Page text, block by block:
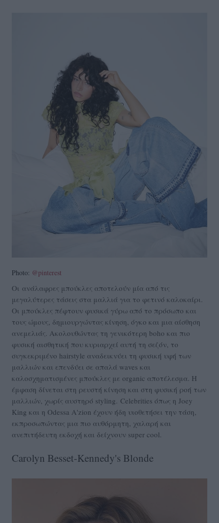
Photo: @pinterest
Οι ανάλαφρες μπούκλες αποτελούν μία από τις
μεγαλύτερες τάσεις στα μαλλιά για το φετινό καλοκαίρι.
Οι μπούκλες πέφτουν φυσικά γύρω από το πρόσωπο και
τους ώμους, δημιουργώντας κίνηση, όγκο και μια αίσθηση
ανεμελιάς. Ακολουθώντας τη γενικότερη boho και πιο
φυσική αισθητική που κυριαρχεί αυτή τη σεζόν, το
συγκεκριμένο hairstyle αναδεικνύει τη φυσική υφή των
μαλλιών και επενδύει σε απαλά waves και
καλοσχηματισμένες μπούκλες με organic αποτέλεσμα. Η
έμφαση δίνεται στη ρευστή κίνηση και στη φυσική ροή των
μαλλιών, χωρίς αυστηρό styling. Celebrities όπως η Joey
King και η Odessa A'zion έχουν ήδη υιοθετήσει την τάση,
εκπροσωπώντας μια πιο αυθόρμητη, χαλαρή και
ανεπιτήδευτη εκδοχή και δείχνουν super cool.
Carolyn Besset-Kennedy's Blonde